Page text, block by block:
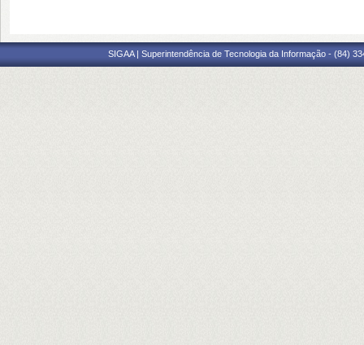
SIGAA | Superintendência de Tecnologia da Informação - (84)